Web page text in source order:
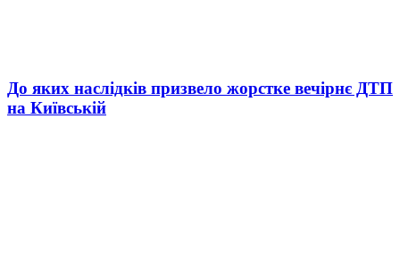
До яких наслідків призвело жорстке вечірнє ДТП
на Київській